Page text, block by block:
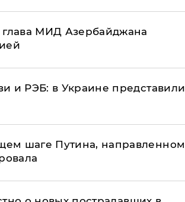
МИД Азербайджана
и РЭБ: в Украине представили
шаге Путина, направленном